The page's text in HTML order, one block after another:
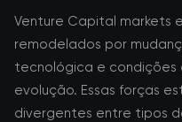
Venture Capital markets
remodelados por
tecnológica e
evolução. Essas forças
divergentes entre tipos